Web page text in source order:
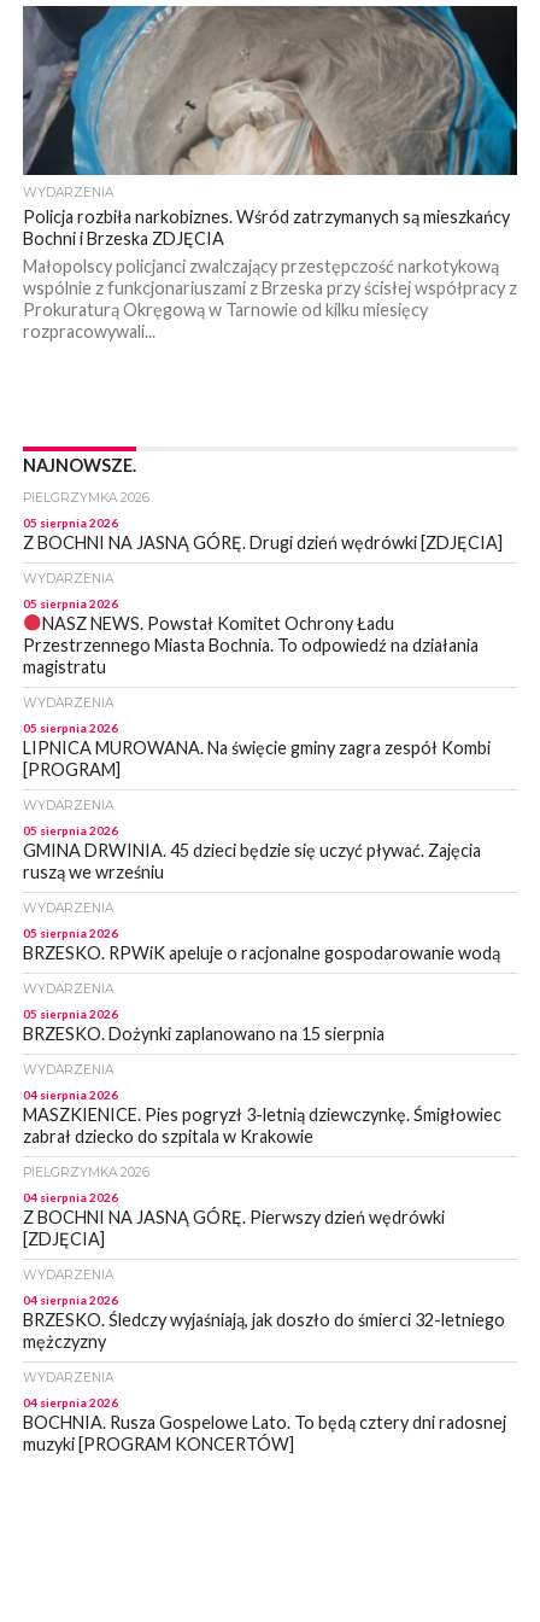
WYDARZENIA
Policja rozbiła narkobiznes. Wśród zatrzymanych są mieszkańcy
Bochni i Brzeska ZDJĘCIA
Małopolscy policjanci zwalczający przestępczość narkotykową
wspólnie z funkcjonariuszami z Brzeska przy ścisłej współpracy z
Prokuraturą Okręgową w Tarnowie od kilku miesięcy
rozpracowywali...
NAJNOWSZE.
PIELGRZYMKA 2026
05 sierpnia 2026
Z BOCHNI NA JASNĄ GÓRĘ. Drugi dzień wędrówki [ZDJĘCIA]
WYDARZENIA
05 sierpnia 2026
NASZ NEWS. Powstał Komitet Ochrony Ładu
Przestrzennego Miasta Bochnia. To odpowiedź na działania
magistratu
WYDARZENIA
05 sierpnia 2026
LIPNICA MUROWANA. Na święcie gminy zagra zespół Kombi
[PROGRAM]
WYDARZENIA
05 sierpnia 2026
GMINA DRWINIA. 45 dzieci będzie się uczyć pływać. Zajęcia
ruszą we wrześniu
WYDARZENIA
05 sierpnia 2026
BRZESKO. RPWiK apeluje o racjonalne gospodarowanie wodą
WYDARZENIA
05 sierpnia 2026
BRZESKO. Dożynki zaplanowano na 15 sierpnia
WYDARZENIA
04 sierpnia 2026
MASZKIENICE. Pies pogryzł 3-letnią dziewczynkę. Śmigłowiec
zabrał dziecko do szpitala w Krakowie
PIELGRZYMKA 2026
04 sierpnia 2026
Z BOCHNI NA JASNĄ GÓRĘ. Pierwszy dzień wędrówki
[ZDJĘCIA]
WYDARZENIA
04 sierpnia 2026
BRZESKO. Śledczy wyjaśniają, jak doszło do śmierci 32-letniego
mężczyzny
WYDARZENIA
04 sierpnia 2026
BOCHNIA. Rusza Gospelowe Lato. To będą cztery dni radosnej
muzyki [PROGRAM KONCERTÓW]